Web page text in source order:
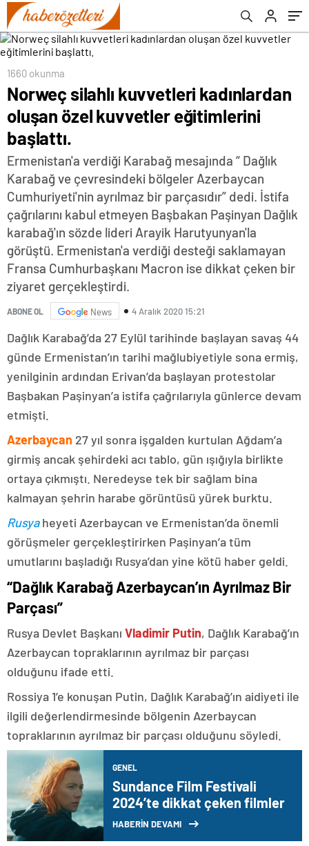
1660 okunma
Norweç silahlı kuvvetleri kadınlardan
oluşan özel kuvvetler eğitimlerini
başlattı.
Ermenistan'a verdiği Karabağ mesajında “ Dağlık
Karabağ ve çevresindeki bölgeler Azerbaycan
Cumhuriyeti'nin ayrılmaz bir parçasıdır” dedi. İstifa
çağrılarını kabul etmeyen Başbakan Paşinyan Dağlık
karabağ'ın sözde lideri Arayik Harutyunyan'la
görüştü. Ermenistan'a verdiği desteği saklamayan
Fransa Cumhurbaşkanı Macron ise dikkat çeken bir
ziyaret gerçekleştirdi.
ABONE OL News 4 Aralık 2020 15:21
Dağlık Karabağ’da 27 Eylül tarihinde başlayan savaş 44
günde Ermenistan’ın tarihi mağlubiyetiyle sona ermiş,
yenilginin ardından Erivan’da başlayan protestolar
Başbakan Paşinyan’a istifa çağrılarıyla günlerce devam
etmişti.
Azerbaycan 27 yıl sonra işgalden kurtulan Ağdam’a
girmiş ancak şehirdeki acı tablo, gün ışığıyla birlikte
ortaya çıkmıştı. Neredeyse tek bir sağlam bina
kalmayan şehrin harabe görüntüsü yürek burktu.
Rusyaheyeti Azerbaycan ve Ermenistan’da önemli
görüşmeler gerçekleştirirken Paşinyan’a tüm
umutlarını başladığı Rusya’dan yine kötü haber geldi.
“Dağlık Karabağ Azerbaycan’ın Ayrılmaz Bir
Parçası”
Rusya Devlet Başkanı Vladimir Putin, Dağlık Karabağ’ın
Azerbaycan topraklarının ayrılmaz bir parçası
olduğunu ifade etti.
Rossiya 1’e konuşan Putin, Dağlık Karabağ’ın aidiyeti ile
ilgili değerlendirmesinde bölgenin Azerbaycan
topraklarının ayrılmaz bir parçası olduğunu söyledi.
GENEL
Sundance Film Festivali
2024’te dikkat çeken filmler
HABERİN DEVAMI